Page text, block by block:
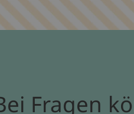
Fragen